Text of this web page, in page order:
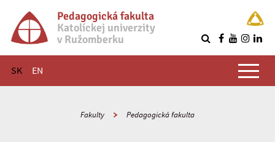
Pedagogická fakulta
Katolíckej univerzity
v Ružomberku
SK EN
Hlavné menu
Fakulty Pedagogická fakulta